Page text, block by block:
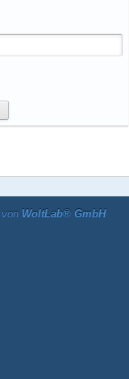
WoltLab® GmbH